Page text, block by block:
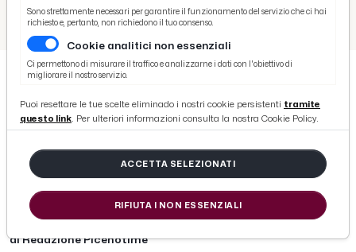
/ Sport
Vela: Circolo Nautico Sambenedettese, imbarcazione 'Reve de Vie'' vince titolo europeo Orc Corinthian
Vela: Circolo Nautico
Sambenedettese, imbarcazione
'Reve de Vie'' vince titolo europeo
Orc Corinthian
di Redazione Picenotime
Sono strettamente necessari per garantire il funzionamento del servizio che ci hai
richiesto e, pertanto, non richiedono il tuo consenso.
Cookie analitici non essenziali
Ci permettono di misurare il traffico e analizzarne i dati con l'obiettivo di
migliorare il nostro servizio.
Puoi resettare le tue scelte eliminado i nostri cookie persistenti tramite
questo link. Per ulteriori informazioni consulta la nostra Cookie Policy.
ACCETTA SELEZIONATI
RIFIUTA I NON ESSENZIALI
Basket
Ciclismo